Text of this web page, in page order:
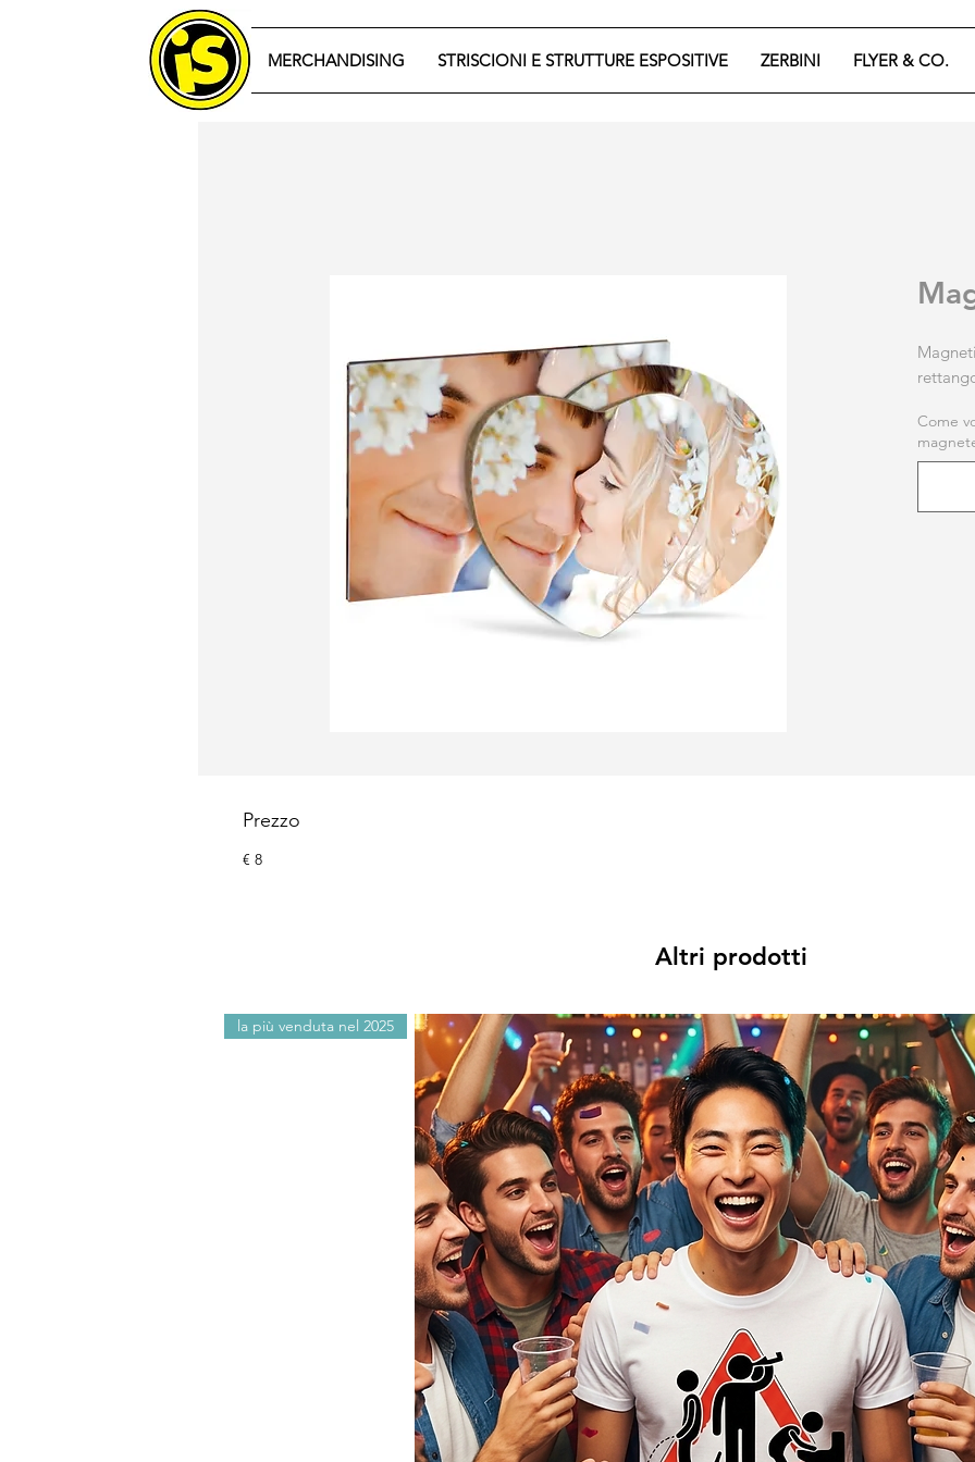
MERCHANDISING STRISCIONI E STRUTTURE ESPOSITIVE ZERBINI FLYER & CO.
Come
Prezzo
€ 8
Altri prodotti
la più venduta nel 2025